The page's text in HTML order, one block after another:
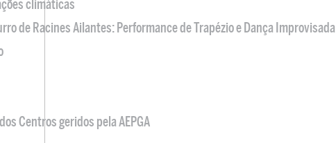
climáticas
de Racines Ailantes: Performance de Trapézio e Dança Improvisada
Centros geridos pela AEPGA